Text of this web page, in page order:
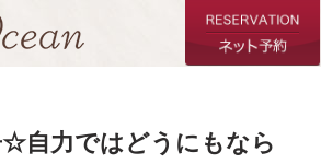
自力ではどうにもなら